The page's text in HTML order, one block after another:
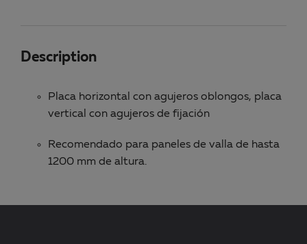
Description
Placa horizontal con agujeros oblongos, placa
vertical con agujeros de fijación
Recomendado para paneles de valla de hasta
1200 mm de altura.